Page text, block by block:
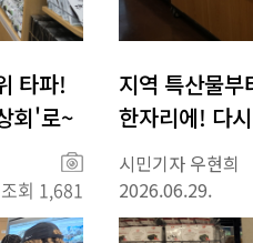
타파!
회'로~
사
진
조회 1,681
지역 특산물
한자리에! 다
회
시민기자 우현희
2026.06.29.